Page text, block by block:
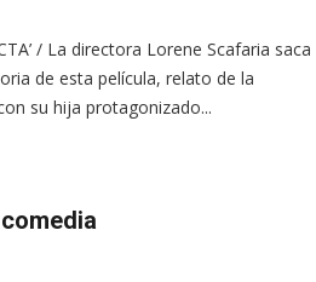
/ La directora Lorene Scafaria saca
de esta película, relato de la
su hija protagonizado...